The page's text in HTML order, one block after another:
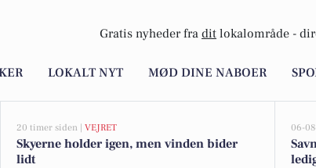
Gratis nyheder fra dit lokalområde -
LOKALT NYT MØD DINE NABOER
20 timer siden | VEJRET
Skyerne holder igen, men vinden bider
lidt
06-